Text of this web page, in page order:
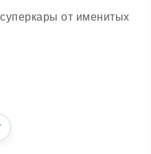
от именитых